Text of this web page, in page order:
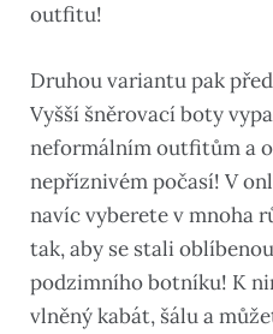
outfitu!
Druhou variantu pak
Vyšší šněrovací boty
neformálním outfitům a
nepříznivém počasí! V
navíc vyberete v mnoha
tak, aby se stali
podzimního botníku! K
vlněný kabát, šálu a